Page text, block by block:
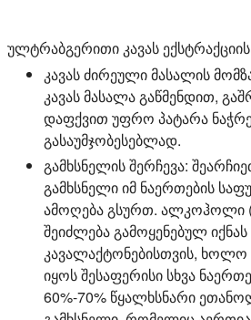
ულტრაბგერითი კავას
კავას ძირეული მასალის
კავას მასალა გაწმენდით,
დაფქვით უფრო პატარა
გასაუმჯობესებლად.
გამხსნელის შერჩევა:
გამხსნელი იმ ნაერთების
ამოღება გსურთ.
შეიძლება გამოყენებულ იქნას
კავალაქტონებისთვის, ხოლო
იყოს შესაფერისი სხვა
60%-70% წყალხსნარი